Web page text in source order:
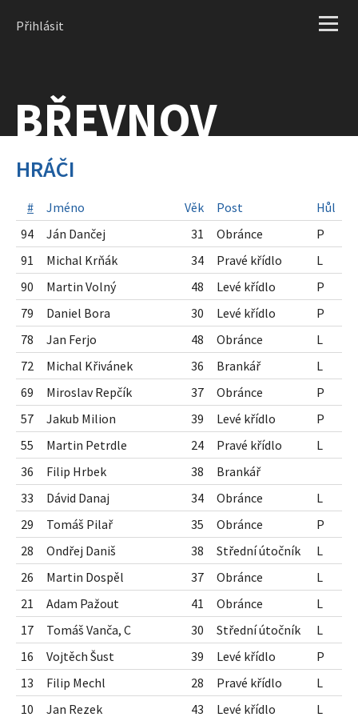
Přihlásit
BŘEVNOV
HRÁČI
# Jméno Věk Post
Hůl
94
Ján Dančej 31 Obránce
P
91
Michal Krňák 34 Pravé křídlo
L
90
Martin Volný 48 Levé křídlo
P
79
Daniel Bora 30 Levé křídlo
P
78
Jan Ferjo 48 Obránce
L
72
Michal Křivánek 36 Brankář
L
69
Miroslav Repčík 37 Obránce
P
57
Jakub Milion 39 Levé křídlo
P
55
Martin Petrdle 24 Pravé křídlo
L
36
Filip Hrbek 38
Brankář
33
Dávid Danaj 34 Obránce
L
29
Tomáš Pilař 35 Obránce
P
28
Ondřej Daniš 38 Střední útočník
L
26
Martin Dospěl 37 Obránce
L
21
Adam Pažout 41 Obránce
L
17
Tomáš Vanča, C 30 Střední útočník
L
16
Vojtěch Šust 39 Levé křídlo
P
13
Filip Mechl 28 Pravé křídlo
L
10
Jan Rezek 43 Levé křídlo L